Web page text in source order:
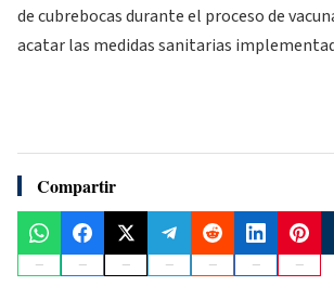
de cubrebocas durante el proceso de
acatar las medidas sanitarias
Compartir